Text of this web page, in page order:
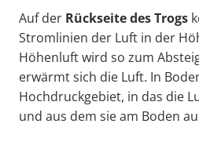
Auf der Rückseite des Trogs
Stromlinien der Luft in der
Höhenluft wird so zum
erwärmt sich die Luft. In
Hochdruckgebiet, in das die
und aus dem sie am Boden